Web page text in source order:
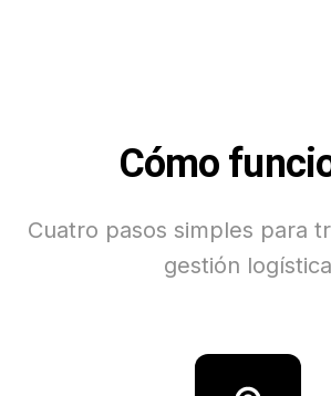
Cómo
Cuatro pasos simples para
gestión logística